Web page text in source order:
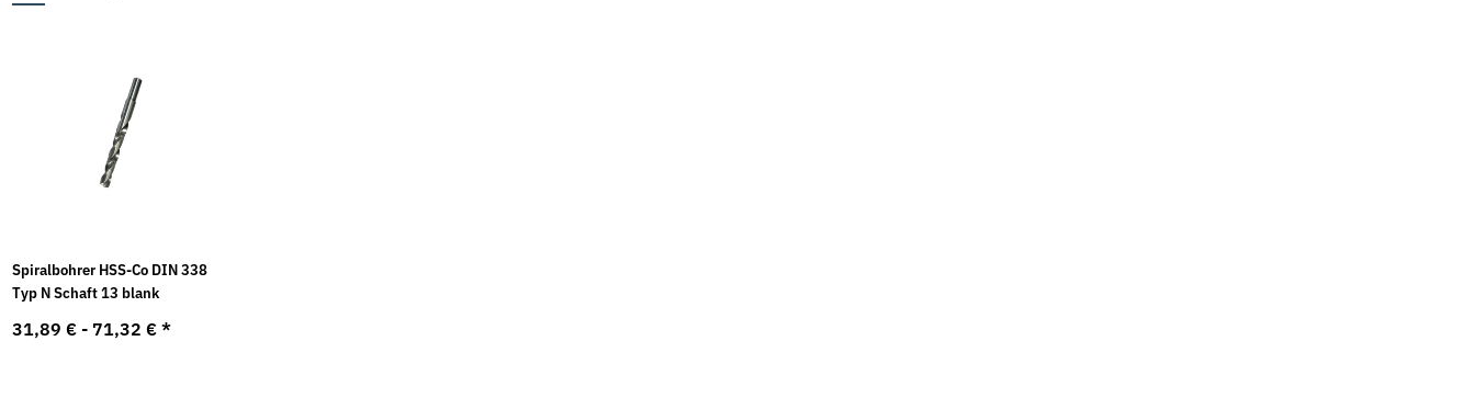
Spiralbohrer HSS-Co DIN 338
Typ N Schaft 13 blank
31,89 € - 71,32 €*